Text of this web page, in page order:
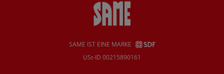
SAME IST EINE MARKE
USt-ID 00215890161